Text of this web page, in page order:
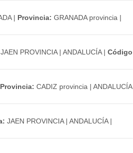
| Provincia: GRANADA provincia |
JAEN PROVINCIA | ANDALUCÍA | Código
Provincia: CADIZ provincia | ANDALUCÍA
JAEN PROVINCIA | ANDALUCÍA |